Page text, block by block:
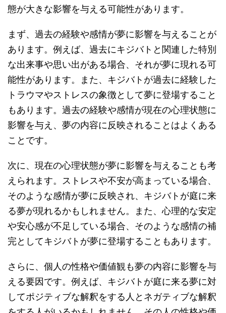
態が大きな影響を与える可能性があります。
まず、過去の経験や感情が夢に影響を与えることが
あります。例えば、過去にキジバトと関連した特別
な出来事や思い出がある場合、それが夢に現れる可
能性があります。また、キジバトが過去に経験した
トラウマやストレスの象徴として夢に登場すること
もあります。過去の経験や感情が現在の心理状態に
影響を与え、夢の内容に反映されることはよくある
ことです。
次に、現在の心理状態が夢に影響を与えることも考
えられます。ストレスや不安が高まっている場合、
そのような感情が夢に反映され、キジバトが庭に来
る夢が現れるかもしれません。また、心理的な安定
や安心感が不足している場合、そのような感情の補
完としてキジバトが夢に登場することもあります。
さらに、個人の性格や価値観も夢の内容に影響を与
える要因です。例えば、キジバトが庭に来る夢に対
してポジティブな解釈をする人とネガティブな解釈